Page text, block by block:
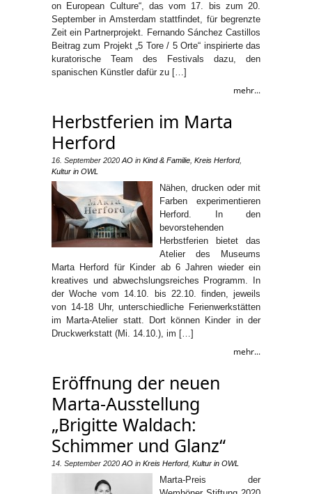
on European Culture“, das vom 17. bis zum 20.
September in Amsterdam stattfindet, für begrenzte
Zeit ein Partnerprojekt. Fernando Sánchez Castillos
Beitrag zum Projekt „5 Tore / 5 Orte“ inspirierte das
kuratorische Team des Festivals dazu, den
spanischen Künstler dafür zu […]
mehr...
Herbstferien im Marta
Herford
16. September 2020 AO in Kind & Familie Kreis Herford,
Kultur in OWL
Nähen, drucken oder mit
Farben experimentieren
Herford. In den
bevorstehenden
Herbstferien bietet das
Atelier des Museums
Marta Herford für Kinder ab 6 Jahren wieder ein
kreatives und abwechslungsreiches Programm. In
der Woche vom 14.10. bis 22.10. finden, jeweils
von 14-18 Uhr, unterschiedliche Ferienwerkstätten
im Marta-Atelier statt. Dort können Kinder in der
Druckwerkstatt (Mi. 14.10.), im […]
mehr...
Eröffnung der neuen
Marta-Ausstellung
„Brigitte Waldach:
Schimmer und Glanz“
14. September 2020 AO in Kreis Herford, Kultur in OWL
Marta-Preis der